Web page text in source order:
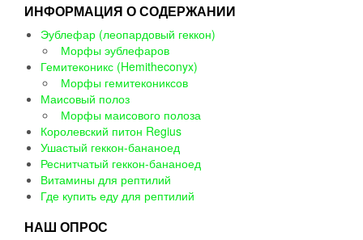
ИНФОРМАЦИЯ О СОДЕРЖАНИИ
Эублефар (леопардовый геккон)
Морфы эублефаров
Гемитеконикс (Hemitheconyx)
Морфы гемитекониксов
Маисовый полоз
Морфы маисового полоза
Королевский питон Regius
Ушастый геккон-бананоед
Реснитчатый геккон-бананоед
Витамины для рептилий
Где купить еду для рептилий
НАШ ОПРОС